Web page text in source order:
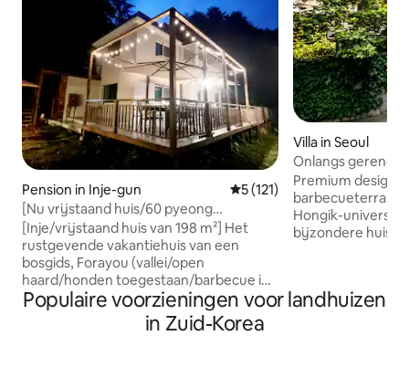
Pension in Inje-gun Gemiddelde beoordeling
5 (121)
[Nu vrijstaand huis/60 pyeong
werkelijke oppervlakte] Healing in het
bos met een eigen vallei en
sterrenhemel, Foré Hu(e)
[Inje/vrijstaand huis van 198 m²] Het
rustgevende vakantiehuis van een
bosgids, Forayou (vallei/open
haard/honden toegestaan/barbecue in
de buitenlucht) [Beschrijving van de
accommodatie] 🌿 Welkom bij Foreru,
een plek om uit te rusten in het bos. Het
Villa in Seoul
Onlangs
VIP-tour,
Premium
barbecueterras
Hongik-
bijzondere huis,
Italiaanse
Populaire voorzieningen voor landhuizen
in Zuid-Korea